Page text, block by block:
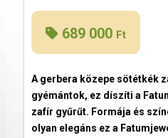
689 000 Ft
A gerbera közepe sötétkék
gyémántok, ez díszíti a
zafír gyűrűt. Formája és
olyan elegáns ez a